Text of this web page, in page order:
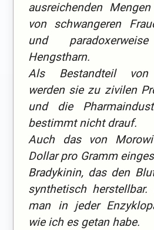
ausreichenden
von schwangeren
und
Hengstharn.
Als Bestandteil von
werden sie zu zivilen
und die
bestimmt nicht drauf.
Auch das von
Dollar pro Gramm
Bradykinin, das den
synthetisch
man in jeder
wie ich es getan habe.